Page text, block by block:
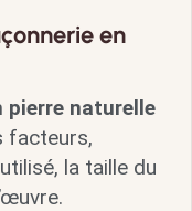
en
pierre naturelle
facteurs,
la taille du